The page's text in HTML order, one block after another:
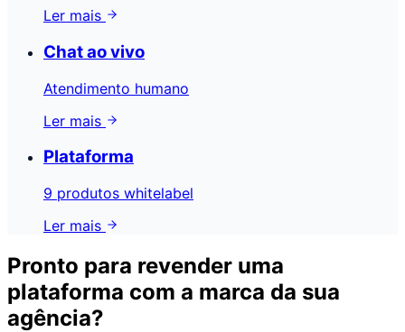
Ler mais
Chat ao vivo
Atendimento humano
Ler mais
Plataforma
9 produtos whitelabel
Ler mais
Pronto para revender uma
plataforma com a marca da sua
agência?